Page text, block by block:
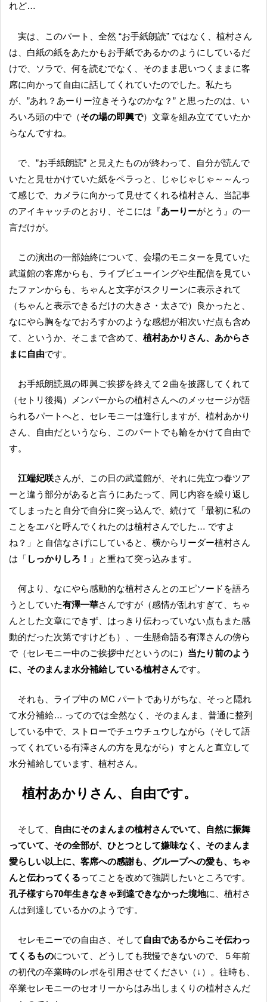
れど…
実は、このパート、全然 “お手紙朗読” ではなく、植村さん
は、白紙の紙をあたかもお手紙であるかのようにしているだ
けで、ソラで、何を読むでなく、そのまま思いつくままに客
席に向かって自由に話してくれていたのでした。私たち
が、”あれ？あーりー泣きそうなのかな？” と思ったのは、い
ろいろ頭の中で（その場の即興で）文章を組み立てていたか
らなんですね。
で、”お手紙朗読” と見えたものが終わって、自分が読んで
いたと見せかけていた紙をペラっと、じゃじゃじゃ～～んっ
て感じで、カメラに向かって見せてくれる植村さん、当記事
のアイキャッチのとおり、そこには『あーりーがとう』の一
言だけが。
この演出の一部始終について、会場のモニターを見ていた
武道館の客席からも、ライブビューイングや生配信を見てい
たファンからも、ちゃんと文字がスクリーンに表示されて
（ちゃんと表示できるだけの大きさ・太さで）良かったと、
なにやら胸をなでおろすかのような感想が相次いだ点も含め
て、というか、そこまで含めて、 植村あかりさん、あからさ
まに自由です。
お手紙朗読風の即興ご挨拶を終えて２曲を披露してくれて
（セトリ後掲）メンバーからの植村さんへのメッセージが語
られるパートへと、セレモニーは進行しますが、植村あかり
さん、自由だというなら、このパートでも輪をかけて自由で
す。
江端妃咲さんが、この日の武道館が、それに先立つ春ツア
ーと違う部分があると言うにあたって、同じ内容を繰り返し
てしまったと自分で自分に突っ込んで、続けて「最初に私の
ことをエバと呼んでくれたのは植村さんでした… ですよ
ね？」と自信なさげにしていると、横からリーダー植村さん
は「 しっかりしろ！ 」と重ねて突っ込みます。
何より、なにやら感動的な植村さんとのエピソードを語ろ
うとしていた有澤一華さんですが（感情が乱れすぎて、ちゃ
んとした文章にできず、はっきり伝わっていない点もまた感
動的だった次第ですけども）、一生懸命語る有澤さんの傍ら
で（セレモニー中のご挨拶中だというのに） 当たり前のよう
に、そのまんま水分補給している植村さんです。
それも、ライブ中の MC パートでありがちな、そっと隠れ
て水分補給… ってのでは全然なく、そのまんま、普通に整列
している中で、ストローでチュウチュウしながら（そして語
ってくれている有澤さんの方を見ながら）すとんと直立して
水分補給しています、植村さん。
植村あかりさん、自由です。
そして、 自由にそのまんまの植村さんでいて、自然に振舞
っていて、その全部が、ひとつとして嫌味なく、そのまんま
愛らしい以上に、客席への感謝も、グループへの愛も、ちゃ
んと伝わってくるってことを改めて強調したいところです。
孔子様すら70年生きなきゃ到達できなかった境地に、植村さ
んは到達しているかのようです。
セレモニーでの自由さ、そして 自由であるからこそ伝わっ
てくるものについて、どうしても我慢できないので、５年前
の初代の卒業時のレポを引用させてください（↓）。往時も、
卒業セレモニーのセオリーからはみ出しまくりの植村さんだ